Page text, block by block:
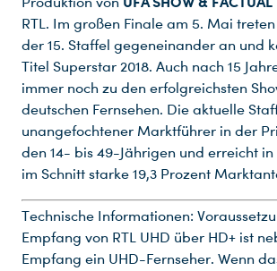
RTL. Im großen Finale am 5. Mai
der 15. Staffel gegeneinander an und
Titel Superstar 2018. Auch nach 15
immer noch zu den erfolgreichsten
deutschen Fernsehen. Die aktuelle
unangefochtener Marktführer in der
den 14- bis 49-Jährigen und erreicht
im Schnitt starke 19,3 Prozent
Technische Informationen:
Empfang von RTL UHD über HD+ ist
Empfang ein UHD-Fernseher. Wenn